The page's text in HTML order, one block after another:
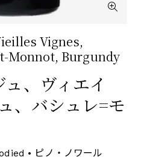
Vignes,
Monnot, Burgundy
、ヴィエイ
、バシュレ=モ
• ピノ・ノワール